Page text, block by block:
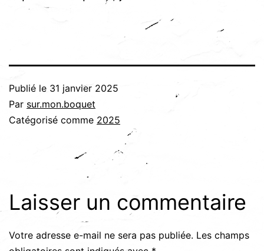
Publié le 31 janvier 2025
Par sur.mon.boquet
Catégorisé comme 2025
Laisser un commentaire
Votre adresse e-mail ne sera pas publiée. Les champs